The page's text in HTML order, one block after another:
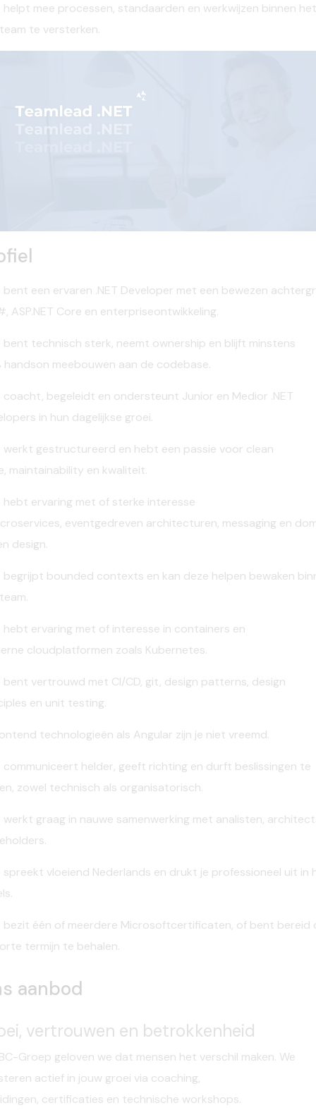
helpt mee processen, standaarden en werkwijzen binnen het
te versterken.
bent een ervaren .NET Developer met een bewezen
ASP.NET Core en enterpriseontwikkeling.
bent technisch sterk, neemt ownership en blijft minstens
handson meebouwen aan de codebase.
coacht, begeleidt en ondersteunt Junior en Medior .NET
in hun dagelijkse groei.
werkt gestructureerd en hebt een passie voor clean
, maintainability en kwaliteit.
hebt ervaring met of sterke interesse
, eventgedreven architecturen, messaging en
design.
begrijpt bounded contexts en kan deze helpen bewaken
hebt ervaring met of interesse in containers en
cloudplatformen zoals Kubernetes.
bent vertrouwd met CI/CD, git, design patterns, design
en unit testing.
technologieën als Angular zijn je niet vreemd.
communiceert helder, geeft richting en durft beslissingen te
zowel technisch als organisatorisch.
werkt graag in nauwe samenwerking met analisten,
spreekt vloeiend Nederlands en drukt je professioneel uit in
bezit één of meerdere Microsoftcertificaten, of bent bereid
termijn te behalen.
aanbod
vertrouwen en betrokkenheid
Groep geloven we dat mensen het verschil maken. We
actief in jouw groei via coaching,
certificaties en technische workshops.